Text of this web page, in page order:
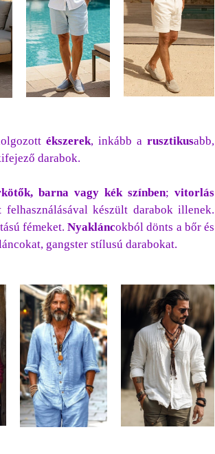
ékszerek, inkább a rusztikusabb,
darabok.
barna vagy kék színben;vitorlás
felhasználásával készült darabok illenek.
fémeket.Nyakláncokból dönts a bőr és
gangster stílusú darabokat.